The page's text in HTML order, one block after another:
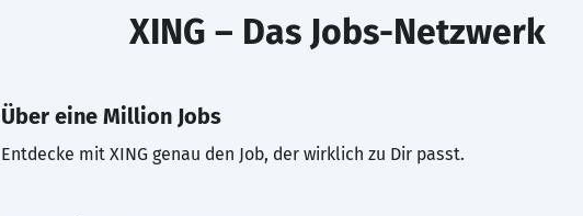
XING – Das Jobs-Netzwerk
Über eine Million Jobs
Entdecke mit XING genau den Job, der wirklich zu Dir passt.